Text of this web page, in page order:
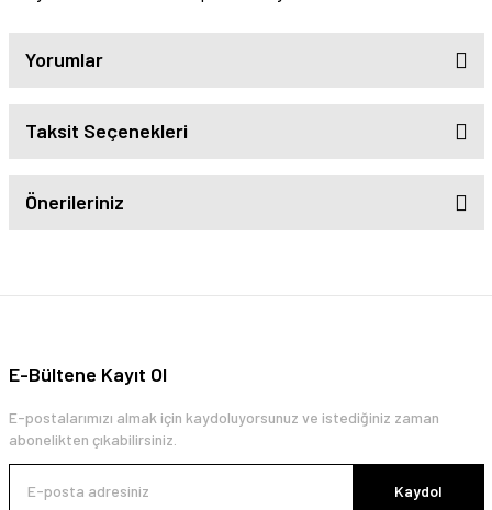
Yorumlar
Taksit Seçenekleri
Önerileriniz
E-Bültene Kayıt Ol
E-postalarımızı almak için kaydoluyorsunuz ve istediğiniz zaman
abonelikten çıkabilirsiniz.
Kaydol